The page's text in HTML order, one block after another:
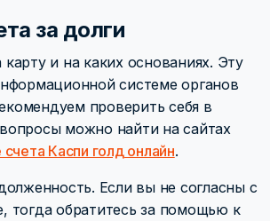
за долги
и на каких основаниях. Эту
системе органов
проверить себя в
можно найти на сайтах
Каспи голд онлайн.
Если вы не согласны с
тогда обратитесь за помощью к